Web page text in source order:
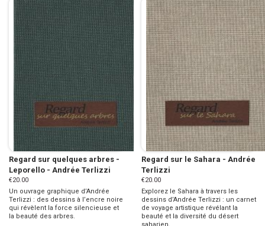
Regard sur quelques arbres -
Leporello - Andrée Terlizzi
€20.00
Un ouvrage graphique d’Andrée
Terlizzi : des dessins à l’encre noire
qui révèlent la force silencieuse et
la beauté des arbres.
Regard sur le Sahara - Andrée
Terlizzi
€20.00
Explorez le Sahara à travers les
dessins d’Andrée Terlizzi : un carnet
de voyage artistique révélant la
beauté et la diversité du désert
saharien.